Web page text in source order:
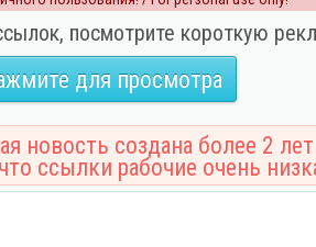
посмотрите короткую
для просмотра
новость создана более 2 лет
ссылки рабочие очень